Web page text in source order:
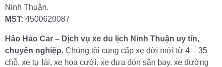
Ninh Thuận.
MST: 4500620087
Hảo Hảo Car – Dịch vụ xe du lịch Ninh Thuận uy tín,
chuyên nghiệp. Chúng tôi cung cấp xe đời mới từ 4 – 35
chỗ, xe tự lái, xe hoa cưới, xe đưa đón sân bay, xe đường